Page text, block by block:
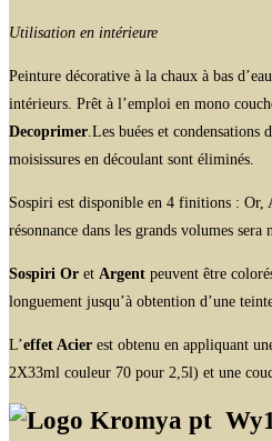
Utilisation en intérieure
Peinture décorative à la chaux à bas
intérieurs. Prêt à l’emploi en mono
Decoprimer .Les buées et condensations
moisissures en découlant sont éliminés.
Sospiri est disponible en 4 finitions : Or,
résonnance dans les grands volumes sera
Sospiri Or et Argent peuvent être
longuement jusqu’à obtention d’une
L’effet Acier est obtenu en appliquant
2X33ml couleur 70 pour 2,5l) et une